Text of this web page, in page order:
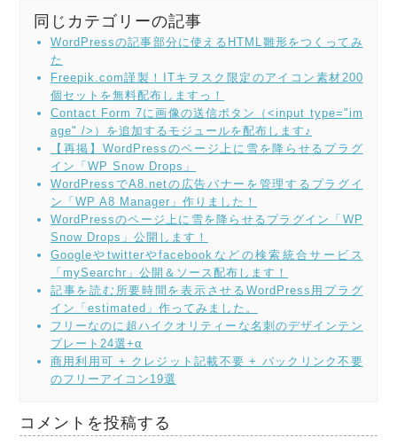
同じカテゴリーの記事
WordPressの記事部分に使えるHTML雛形をつくってみ
た
Freepik.com謹製！ITキヲスク限定のアイコン素材200
個セットを無料配布しますっ！
Contact Form 7に画像の送信ボタン（<input type="im
age" />）を追加するモジュールを配布します♪
【再掲】WordPressのページ上に雪を降らせるプラグ
イン「WP Snow Drops」
WordPressでA8.netの広告バナーを管理するプラグイ
ン「WP A8 Manager」作りました！
WordPressのページ上に雪を降らせるプラグイン「WP
Snow Drops」公開します！
Googleやtwitterやfacebookなどの検索統合サービス
「mySearchr」公開＆ソース配布します！
記事を読む所要時間を表示させるWordPress用プラグ
イン「estimated」作ってみました。
フリーなのに超ハイクオリティーな名刺のデザインテン
プレート24選+α
商用利用可 + クレジット記載不要 + バックリンク不要
のフリーアイコン19選
コメントを投稿する